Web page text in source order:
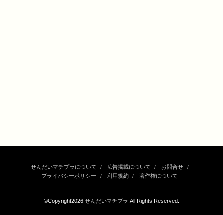
せんだいマチプラについて 広告掲載について
お問合せ
プライバシーポリシー
利用規約 著作権について
©Copyright2026 せんだいマチプラ .All Rights Reserved.